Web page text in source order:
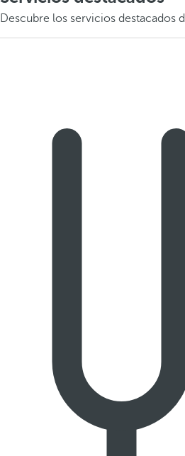
Descubre los servicios destacados